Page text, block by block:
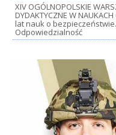
XIV OGÓLNOPOLSKIE
DYDAKTYCZNE W
lat nauk o
Odpowiedzialność